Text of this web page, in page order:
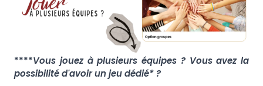
****Vous jouez à plusieurs équipes ? Vous avez la
possibilité d'avoir un jeu dédié* ?